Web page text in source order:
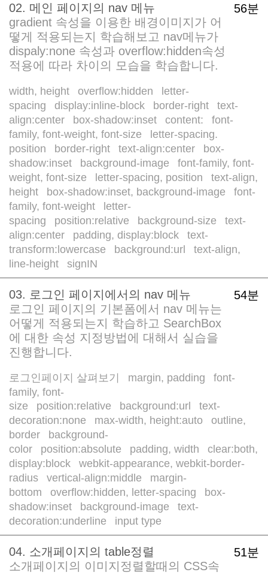
56분
02. 메인 페이지의 nav 메뉴
gradient 속성을 이용한 배경이미지가 어
떻게 적용되는지 학습해보고 nav메뉴가
dispaly:none 속성과 overflow:hidden속성
적용에 따라 차이의 모습을 학습합니다.
width, height overflow:hidden
letter-
spacing
display:inline-block border-right
text-
align:center
box-shadow:inset content:
font-
family, font-weight, font-size
letter-spacing.
position
border-right text-align:center
box-
shadow:inset
background-image
font-family, font-
weight, font-size
letter-spacing, position
text-align,
height
box-shadow:inset, background-image
font-
family, font-weight
letter-
spacing
position:relative background-size
text-
align:center
padding, display:block
text-
transform:lowercase
background:url
text-align,
line-height
signIN
54분
03. 로그인 페이지에서의 nav 메뉴
로그인 페이지의 기본폼에서 nav 메뉴는
어떻게 적용되는지 학습하고 SearchBox
에 대한 속성 지정방법에 대해서 실습을
진행합니다.
로그인페이지 살펴보기 margin, padding
font-
family, font-
size
position:relative background:url
text-
decoration:none
max-width, height:auto
outline,
border
background-
color
position:absolute padding, width
clear:both,
display:block
webkit-appearance, webkit-border-
radius
vertical-align:middle
margin-
bottom
overflow:hidden, letter-spacing
box-
shadow:inset
background-image
text-
decoration:underline
input type
51분
04. 소개페이지의 table정렬
소개페이지의 이미지정렬할때의 CSS속